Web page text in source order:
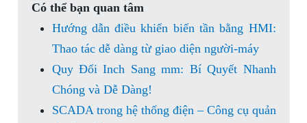
Có thể bạn quan tâm
Hướng dẫn điều khiển biến tần bằng HMI:
Thao tác dễ dàng từ giao diện người-máy
Quy Đổi Inch Sang mm: Bí Quyết Nhanh
Chóng và Dễ Dàng!
SCADA trong hệ thống điện – Công cụ quản